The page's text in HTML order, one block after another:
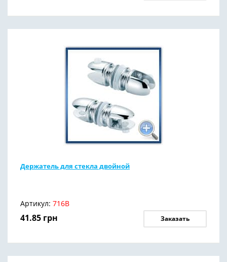
Держатель для стекла двойной
Артикул: 716В
41.85 грн Заказать